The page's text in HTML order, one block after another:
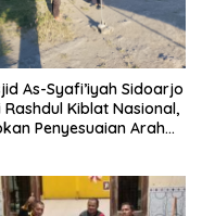
As-Syafi’iyah Sidoarjo
Rashdul Kiblat Nasional,
Penyesuaian Arah